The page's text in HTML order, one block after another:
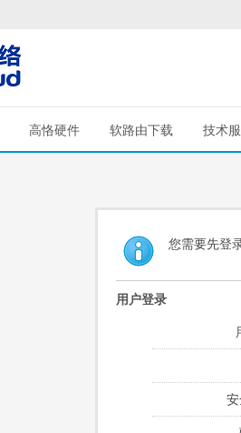
高恪硬件 软路由下载 技术
您需要先登
用户登录